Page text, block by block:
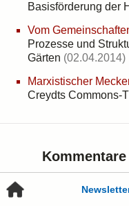
Basisförderung der
Vom
Prozesse und
Gärten (02.04.2014)
Marxistischer
Creydts Commons-